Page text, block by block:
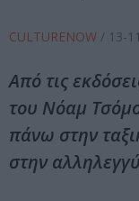
CULTURENOW / 13-
Από τις
του Νόαμ
πάνω στην
στην